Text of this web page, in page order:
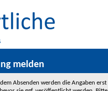
melden
Absenden werden die Angaben erst